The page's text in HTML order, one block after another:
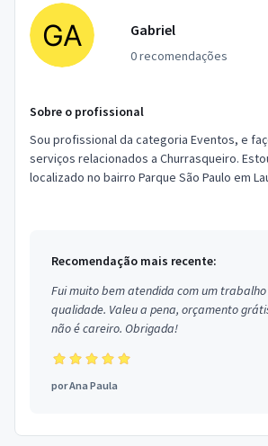
Gabriel
0 recomendações
Sobre o profissional
Sou profissional da categoria Eventos, e
serviços relacionados a Churrasqueiro.
localizado no bairro Parque São Paulo em
Recomendação mais recente:
Fui muito bem atendida com um trabalho
qualidade. Valeu a pena, orçamento
não é careiro. Obrigada!
porAna Paula